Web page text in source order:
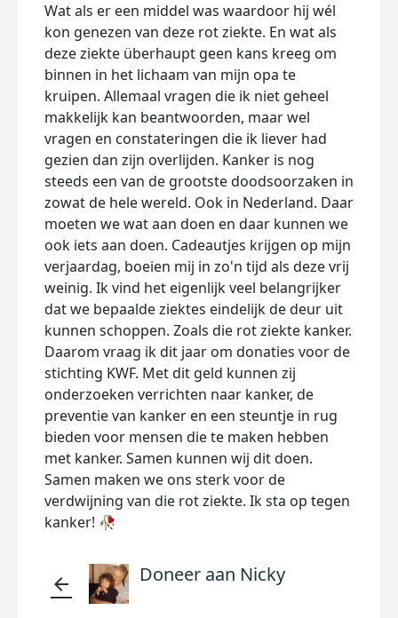
Wat als er een middel was waardoor hij wél
kon genezen van deze rot ziekte. En wat als
deze ziekte überhaupt geen kans kreeg om
binnen in het lichaam van mijn opa te
kruipen. Allemaal vragen die ik niet geheel
makkelijk kan beantwoorden, maar wel
vragen en constateringen die ik liever had
gezien dan zijn overlijden. Kanker is nog
steeds een van de grootste doodsoorzaken in
zowat de hele wereld. Ook in Nederland. Daar
moeten we wat aan doen en daar kunnen we
ook iets aan doen. Cadeautjes krijgen op mijn
verjaardag, boeien mij in zo'n tijd als deze vrij
weinig. Ik vind het eigenlijk veel belangrijker
dat we bepaalde ziektes eindelijk de deur uit
kunnen schoppen. Zoals die rot ziekte kanker.
Daarom vraag ik dit jaar om donaties voor de
stichting KWF. Met dit geld kunnen zij
onderzoeken verrichten naar kanker, de
preventie van kanker en een steuntje in rug
bieden voor mensen die te maken hebben
met kanker. Samen kunnen wij dit doen.
Samen maken we ons sterk voor de
verdwijning van die rot ziekte. Ik sta op tegen
kanker! 🥀
arrow_back Doneer aan Nicky